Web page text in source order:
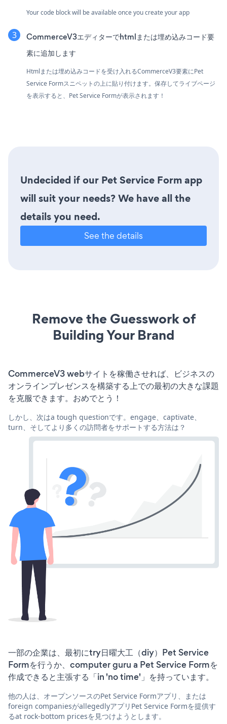
Your code block will be available once you create your app
CommerceV3エディターでhtmlまたは埋め込みコード要
素に追加します
Htmlまたは埋め込みコードを受け入れるCommerceV3要素にPet
Service Formスニペットの上に貼り付けます。保存してライブページ
を表示すると、Pet Service Formが表示されます！
Undecided if our Pet Service Form app
will suit your needs? We have all the
details you need.
See the details
Remove the Guesswork of
Building Your Brand
CommerceV3 webサイトを稼働させれば、ビジネスの
オンラインプレゼンスを構築する上での最初の大きな課題
を克服できます。おめでとう！
しかし、次はa tough questionです。engage、captivate、
turn、そしてより多くの訪問者をサポートする方法は？
一部の企業は、最初にtry日曜大工（diy）Pet Service
Formを行うか、computer guru a Pet Service Formを
作成できると主張する「in 'no time'」を持っています。
他の人は、オープンソースのPet Service Formアプリ、または
foreign companiesがallegedlyアプリPet Service Formを提供す
るat rock-bottom pricesを見つけようとします。